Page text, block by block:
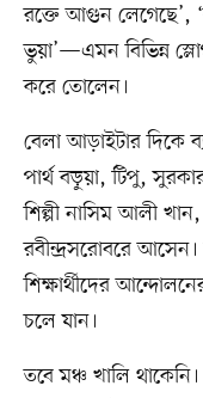
রক্তে আগুন লেগেছে’,
ভুয়া’—এমন বিভিন্ন
করে তোলেন।
বেলা আড়াইটার দিকে
পার্থ বড়ুয়া, টিপু,
শিল্পী নাসিম আলী
রবীন্দ্রসরোবরে
শিক্ষার্থীদের
চলে যান।
তবে মঞ্চ খালি